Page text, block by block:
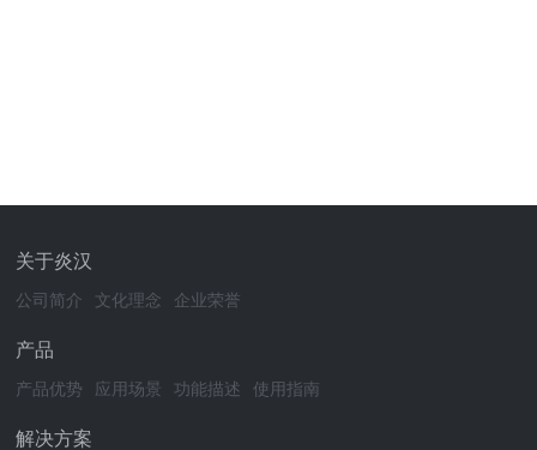
关于炎汉
公司简介 文化理念 企业荣誉
产品
产品优势 应用场景 功能描述 使用指南
解决方案